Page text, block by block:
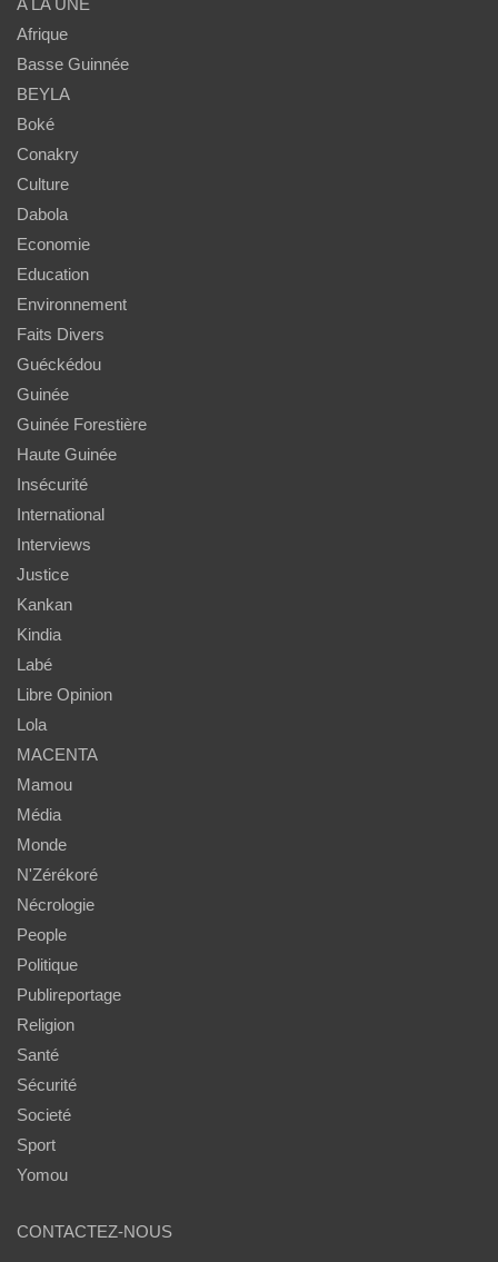
A LA UNE
Afrique
Basse Guinnée
BEYLA
Boké
Conakry
Culture
Dabola
Economie
Education
Environnement
Faits Divers
Guéckédou
Guinée
Guinée Forestière
Haute Guinée
Insécurité
International
Interviews
Justice
Kankan
Kindia
Labé
Libre Opinion
Lola
MACENTA
Mamou
Média
Monde
N'Zérékoré
Nécrologie
People
Politique
Publireportage
Religion
Santé
Sécurité
Societé
Sport
Yomou
CONTACTEZ-NOUS